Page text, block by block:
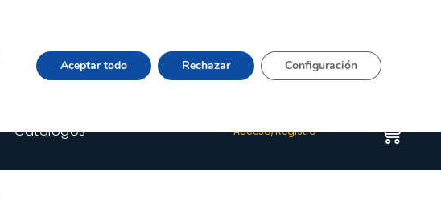
Quienes somos Happyblog Contacto
Catálogos Acceso/Registro
Aceptar todo Rechazar Configuración